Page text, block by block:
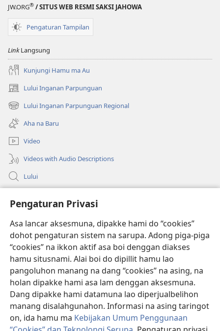
Pengaturan Privasi
Asa lancar aksesmuna, dipakke hami do “cookies”
dohot pengaturan sistem na sarupa. Adong piga-piga
“cookies” na ikkon aktif asa boi denggan diakses
hamu situsnami. Alai boi do dipillit hamu lao
pangoluhon manang na dang “cookies” na asing, na
holan dipakke hami asa lam denggan aksesmuna.
Dang dipakke hami datamuna lao diperjualbelihon
manang disalahgunahon. Informasi na asing taringot
on, ida hamu ma Kebijakan Umum Penggunaan
JW.ORG® / SITUS WEB RESMI SAKSI JAHOWA
Pengaturan Tampilan
LinkLangsung
Kunjungi Hamu ma Au
Lului Inganan Parpunguan
(opens
new
window)
Lului Inganan Parpunguan Regional
(opens
new
window)
Aha na Baru
Video
Videos with Audio Descriptions
Lului
(opens
new
PERPUSTAKAAN ONLINE Joujou Paboahon™
(opens
new
window)JW Hub
(opens
new
window)JW Library ®